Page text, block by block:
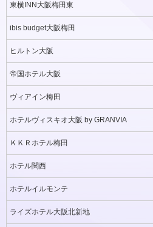
東横INN大阪梅田東
ibis budget大阪梅田
ヒルトン大阪
帝国ホテル大阪
ヴィアイン梅田
ホテルヴィスキオ大阪 by GRANVIA
ＫＫＲホテル梅田
ホテル関西
ホテルイルモンテ
ライズホテル大阪北新地